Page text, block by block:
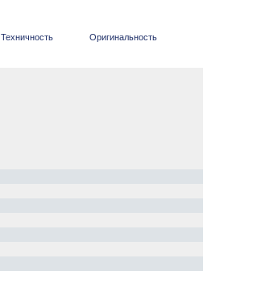
Техничность Оригинальность